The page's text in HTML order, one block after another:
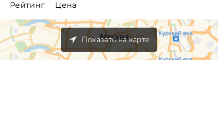
Рейтинг Цена
Показать на карте